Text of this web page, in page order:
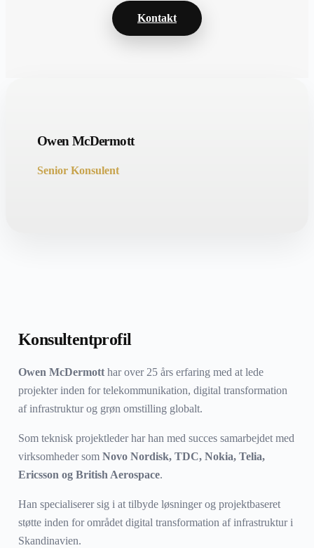
Kontakt
Owen McDermott
Senior Konsulent
Konsultentprofil
Owen McDermotthar over 25 års erfaring med at lede
projekter inden for telekommunikation, digital transformation
af infrastruktur og grøn omstilling globalt.
Som teknisk projektleder har han med succes samarbejdet med
virksomheder som Novo Nordisk, TDC, Nokia, Telia,
Ericsson og British Aerospace.
Han specialiserer sig i at tilbyde løsninger og projektbaseret
støtte inden for området digital transformation af infrastruktur i
Skandinavien.